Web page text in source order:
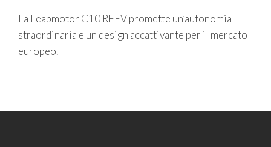
La Leapmotor C10 REEV promette un’autonomia
straordinaria e un design accattivante per il mercato
europeo.